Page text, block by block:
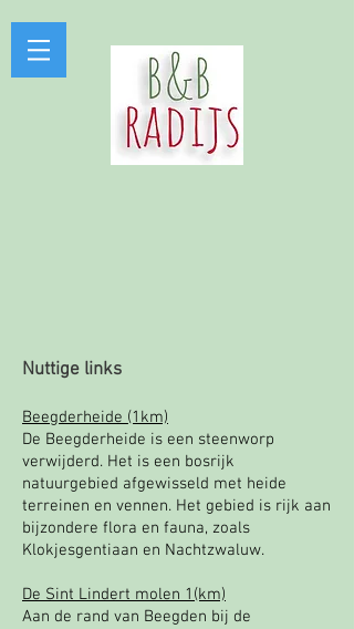
Nuttige links
Beegderheide (1km)
De Beegderheide is een steenworp
verwijderd. Het is een bosrijk
natuurgebied afgewisseld met heide
terreinen en vennen. Het gebied is rijk aan
bijzondere flora en fauna, zoals
Klokjesgentiaan en Nachtzwaluw.
De Sint Lindert molen 1(km)
Aan de rand van Beegden bij de